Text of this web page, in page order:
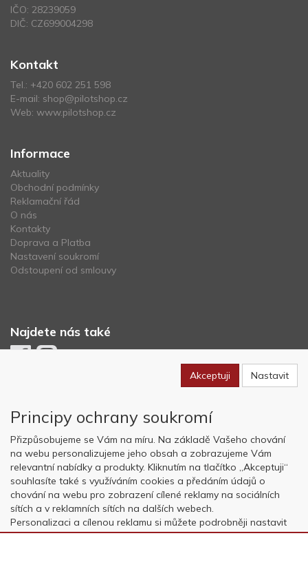
IČO: 28239059
DIČ: CZ699004298
Kontakt
Tel.: +420 602 251 598
E-mail: shop@pilotshop.cz
Web: www.pilotshop.cz
Informace
Aktuality
Obchodní podmínky
Reklamační řád
O nás
Kontakty
Doprava a Platba
Nastavení soukromí
Odstoupení od smlouvy
Najdete nás také
Copyright © OK AVIATION Base, s.r.o. 2022, powered byABRA E-
shop
Akceptuji Nastavit
Principy ochrany soukromí
Přizpůsobujeme se Vám na míru. Na základě Vašeho chování
na webu personalizujeme jeho obsah a zobrazujeme Vám
relevantní nabídky a produkty. Kliknutím na tlačítko „Akceptuji“
souhlasíte také s využíváním cookies a předáním údajů o
chování na webu pro zobrazení cílené reklamy na sociálních
sítích a v reklamních sítích na dalších webech.
Personalizaci a cílenou reklamu si můžete podrobněji nastavit
nebo kdykoli vypnout po kliknutí na tlačítko „Nastavit“.